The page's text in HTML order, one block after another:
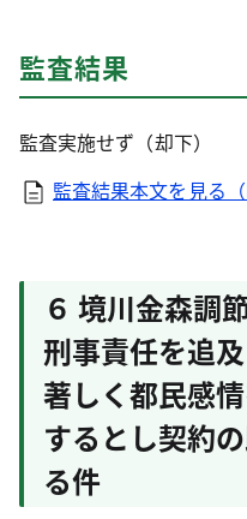
監査結果
監査実施せず（却下）
監査結果本文を見る（
６ 境川金森調
刑事責任を追
著しく都民感
するとし契約
る件